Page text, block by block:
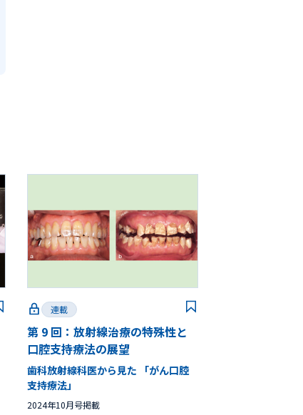
連載
第 9 回：放射線治療の特殊性と
口腔支持療法の展望
歯科放射線科医から見た 「がん口腔
支持療法」
2024年10月号掲載